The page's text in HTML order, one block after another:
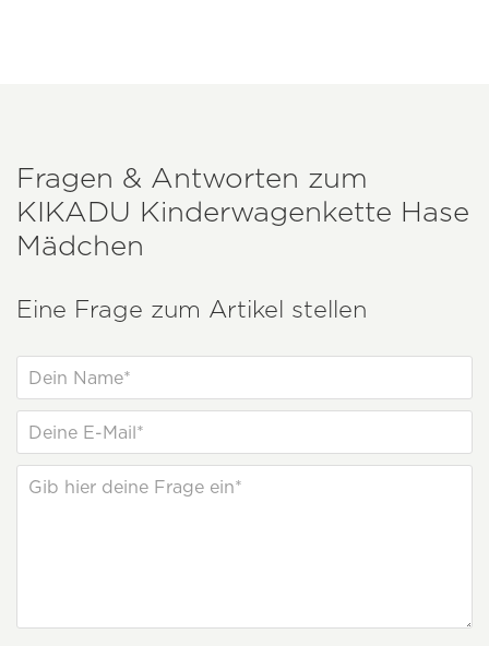
Fragen & Antworten zum
KIKADU Kinderwagenkette Hase
Mädchen
Eine Frage zum Artikel stellen